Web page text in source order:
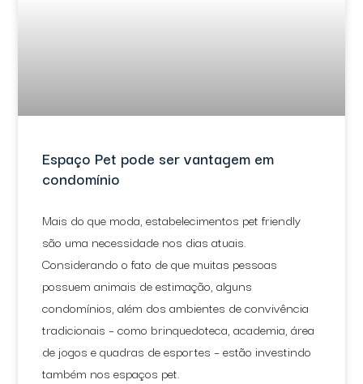
Espaço Pet pode ser vantagem em
condomínio
Mais do que moda, estabelecimentos pet friendly
são uma necessidade nos dias atuais.
Considerando o fato de que muitas pessoas
possuem animais de estimação, alguns
condomínios, além dos ambientes de convivência
tradicionais – como brinquedoteca, academia, área
de jogos e quadras de esportes – estão investindo
também nos espaços pet.